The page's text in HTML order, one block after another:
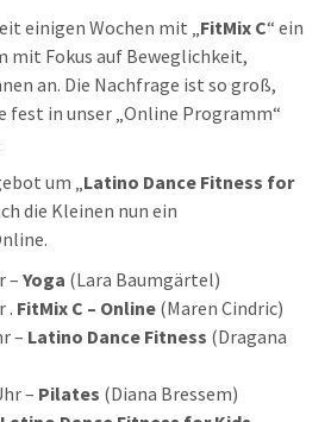
einigen Wochen mit „FitMix C“ ein
mit Fokus auf Beweglichkeit,
an. Die Nachfrage ist so groß,
fest in unser „Online Programm“
um „Latino Dance Fitness for
die Kleinen nun ein
– Yoga (Lara Baumgärtel)
. FitMix C – Online (Maren Cindric)
– Latino Dance Fitness (Dragana
– Pilates (Diana Bressem)